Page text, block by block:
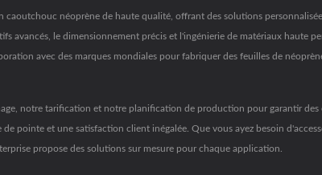
néoprène de haute qualité, offrant des solutions
avancés, le dimensionnement précis et l'ingénierie de matériaux haute
avec des marques mondiales pour fabriquer des feuilles de
notre tarification et notre planification de production pour garantir
pointe et une satisfaction client inégalée. Que vous ayez besoin
propose des solutions sur mesure pour chaque application.